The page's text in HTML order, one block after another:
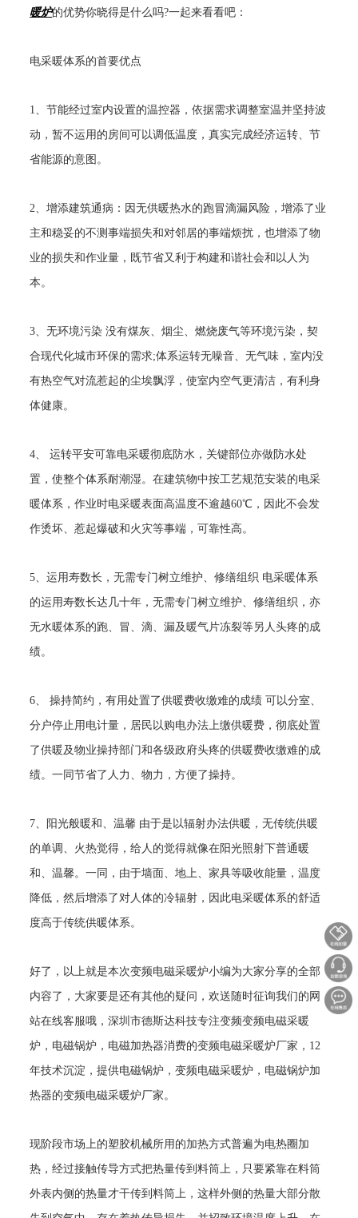
暖炉的优势你晓得是什么吗?一起来看看吧：
电采暖体系的首要优点
1、节能经过室内设置的温控器，依据需求调整室温并坚持波
动，暂不运用的房间可以调低温度，真实完成经济运转、节
省能源的意图。
2、增添建筑通病：因无供暖热水的跑冒滴漏风险，增添了业
主和稳妥的不测事端损失和对邻居的事端烦扰，也增添了物
业的损失和作业量，既节省又利于构建和谐社会和以人为
本。
3、无环境污染 没有煤灰、烟尘、燃烧废气等环境污染，契
合现代化城市环保的需求;体系运转无噪音、无气味，室内没
有热空气对流惹起的尘埃飘浮，使室内空气更清洁，有利身
体健康。
4、 运转平安可靠电采暖彻底防水，关键部位亦做防水处
置，使整个体系耐潮湿。在建筑物中按工艺规范安装的电采
暖体系，作业时电采暖表面高温度不逾越60℃，因此不会发
作烫坏、惹起爆破和火灾等事端，可靠性高。
5、运用寿数长，无需专门树立维护、修缮组织 电采暖体系
的运用寿数长达几十年，无需专门树立维护、修缮组织，亦
无水暖体系的跑、冒、滴、漏及暖气片冻裂等另人头疼的成
绩。
6、 操持简约，有用处置了供暖费收缴难的成绩 可以分室、
分户停止用电计量，居民以购电办法上缴供暖费，彻底处置
了供暖及物业操持部门和各级政府头疼的供暖费收缴难的成
绩。一同节省了人力、物力，方便了操持。
7、阳光般暖和、温馨 由于是以辐射办法供暖，无传统供暖
的单调、火热觉得，给人的觉得就像在阳光照射下普通暖
和、温馨。一同，由于墙面、地上、家具等吸收能量，温度
降低，然后增添了对人体的冷辐射，因此电采暖体系的舒适
度高于传统供暖体系。
好了，以上就是本次变频电磁采暖炉小编为大家分享的全部
内容了，大家要是还有其他的疑问，欢送随时征询我们的网
站在线客服哦，深圳市德斯达科技专注变频变频电磁采暖
炉，电磁锅炉，电磁加热器消费的变频电磁采暖炉厂家，12
年技术沉淀，提供电磁锅炉，变频电磁采暖炉，电磁锅炉加
热器的变频电磁采暖炉厂家。
现阶段市场上的塑胶机械所用的加热方式普遍为电热圈加
热，经过接触传导方式把热量传到料筒上，只要紧靠在料筒
外表内侧的热量才干传到料筒上，这样外侧的热量大部分散